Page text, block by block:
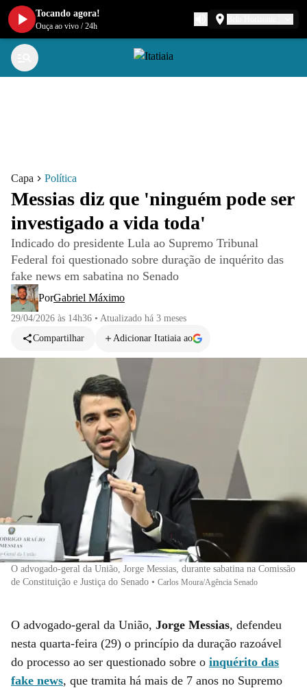
Capa Política
Messias diz que 'ninguém pode ser
investigado a vida toda'
Indicado do presidente Lula ao Supremo Tribunal
Federal foi questionado sobre duração de inquérito das
fake news em sabatina no Senado
PorGabriel Máximo
29/04/2026 às 14h36 • Atualizado há 3 meses
Compartilhar
Adicionar Itatiaia ao
O advogado-geral da União, Jorge Messias, durante sabatina na Comissão
de Constituição e Justiça do Senado • Carlos Moura/Agência Senado
O advogado-geral da União, Jorge Messias, defendeu
nesta quarta-feira (29) o princípio da duração razoável
do processo ao ser questionado sobre o inquérito das
fake news, que tramita há mais de 7 anos no Supremo
Tocando agora!
Ouça ao vivo /24h